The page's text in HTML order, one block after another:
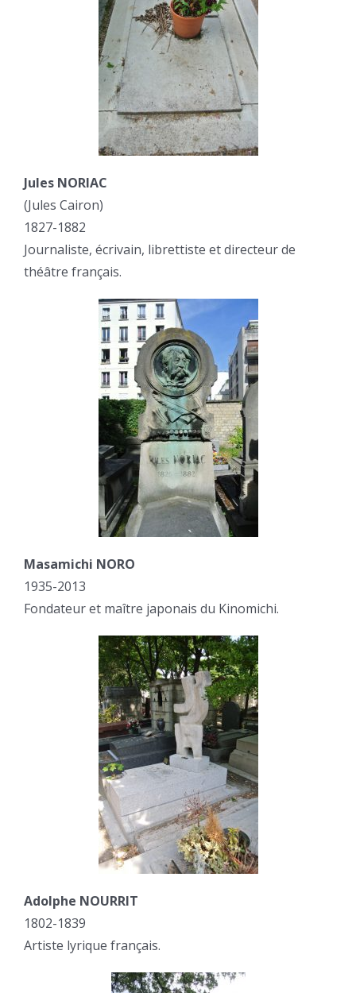
Jules NORIAC
(Jules Cairon)
1827-1882
Journaliste, écrivain, librettiste et directeur de
théâtre français.
Masamichi NORO
1935-2013
Fondateur et maître japonais du Kinomichi.
Adolphe NOURRIT
1802-1839
Artiste lyrique français.